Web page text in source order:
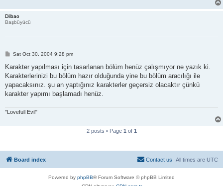
Dilbao
Başbüyücü
P
s
Sat Oct 30, 2004 9:28 pm
Karakter yapılması için tasarlanan bölüm henüz çalışmıyor ne yazık ki.
Karakterlerinizi bu bölüm hazır olduğunda yine bu bölüm aracılığı ile
yapacaksınız. şu an yaptığınız karakterler geçersiz olacaktır çünkü
karakter yapımı başlamadı henüz.
"Lovefull Evil"
2 posts • Page 1 of 1
Board index All times are UTC
Contact us
Powered by phpBB® Forum Software © phpBB Limited